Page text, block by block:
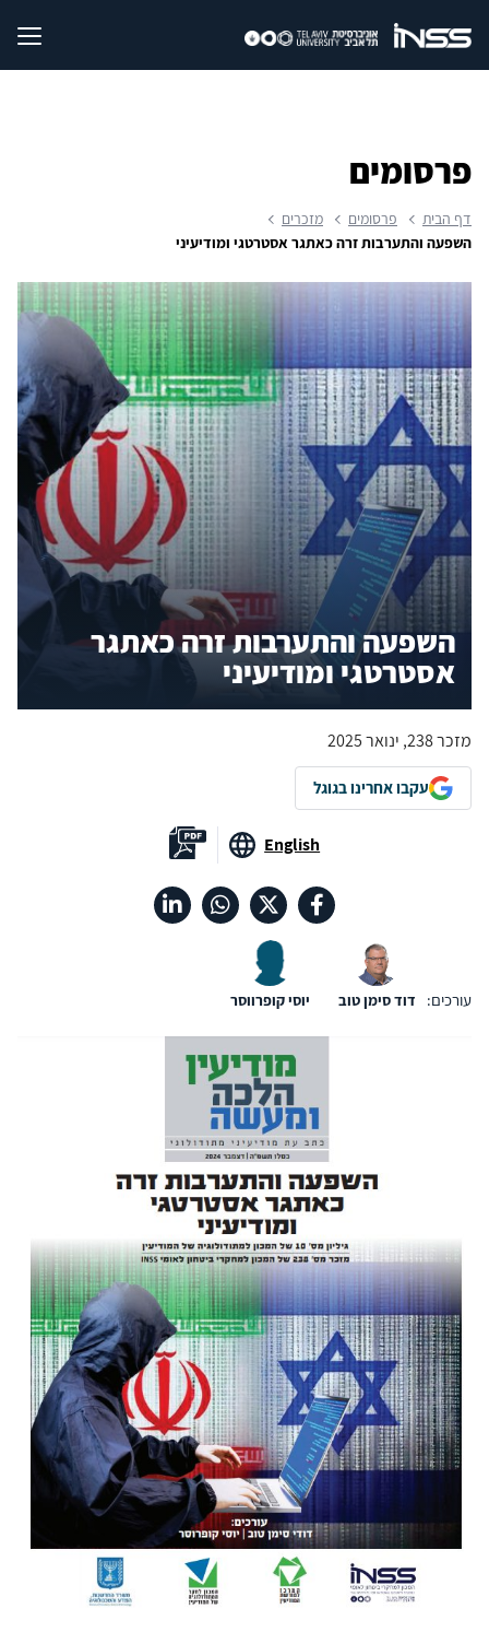
פרסומים
דף הבית פרסומים
מזכרים
השפעה והתערבות זרה כאתגר אסטרטגי ומודיעיני
השפעה והתערבות זרה כאתגר
אסטרטגי ומודיעיני
מזכר 238, ינואר 2025
עקבו אחרינו בגוגל
English
עורכים: דוד סימן טוב יוסי קופרווסר